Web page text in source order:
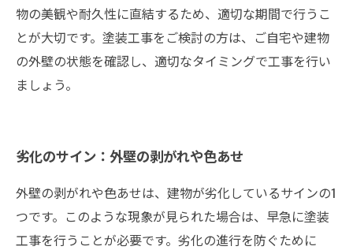
物の美観や耐久性に直結するため、適切な期間で行うこ
とが大切です。塗装工事をご検討の方は、ご自宅や建物
の外壁の状態を確認し、適切なタイミングで工事を行い
ましょう。
劣化のサイン：外壁の剥がれや色あせ
外壁の剥がれや色あせは、建物が劣化しているサインの1
つです。このような現象が見られた場合は、早急に塗装
工事を行うことが必要です。劣化の進行を防ぐために